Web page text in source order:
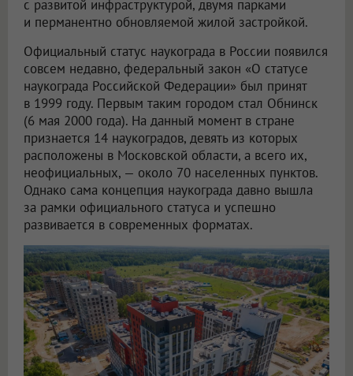
с развитой инфраструктурой, двумя парками
и перманентно обновляемой жилой застройкой.
Официальный статус наукограда в России появился
совсем недавно, федеральный закон «О статусе
наукограда Российской Федерации» был принят
в 1999 году. Первым таким городом стал Обнинск
(6 мая 2000 года). На данный момент в стране
признается 14 наукоградов, девять из которых
расположены в Московской области, а всего их,
неофициальных, — около 70 населенных пунктов.
Однако сама концепция наукограда давно вышла
за рамки официального статуса и успешно
развивается в современных форматах.